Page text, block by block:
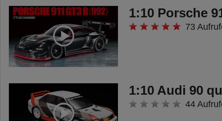
unterschiedlich, so dass ein
originalgetreues Fahrverhalten
erreicht wird. Der Rahmen besitzt
einen Hilfsrahmen, um die neu
gestaltete Kippmulde
aufzunehmen. Die Mulde wurde
mit einem Metall-Hilfsrahmen
1:10 Porsche
73
1:10 Audi 90
44